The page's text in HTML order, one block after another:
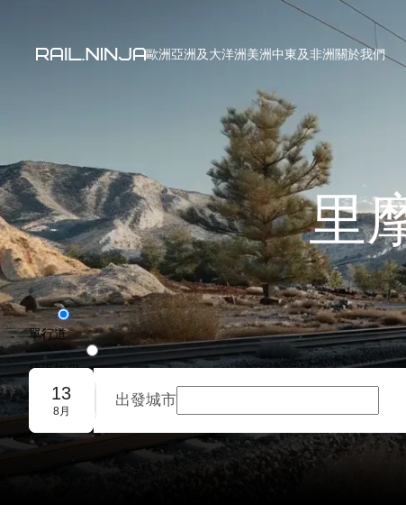
歐洲亞洲及大洋洲美洲中東及非洲關於我們
里
單行道
往返旅程
團體預訂
13
8月
出發城市